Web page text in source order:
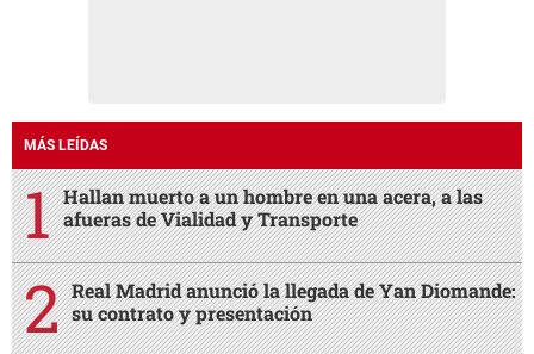
MÁS LEÍDAS
Hallan muerto a un hombre en una acera, a las
afueras de Vialidad y Transporte
Real Madrid anunció la llegada de Yan Diomande:
su contrato y presentación